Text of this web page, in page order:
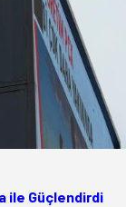
ile Güçlendirdi